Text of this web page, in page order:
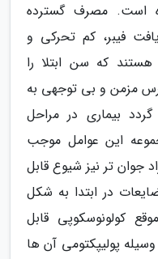
است. مصرف گسترده
فیبر، کم تحرکی و
که سن ابتلا را
مزمن و بی توجهی به
بیماری در مراحل
این عوامل موجب
جوان تر نیز شیوع قابل
در ابتدا به شکل
کولونوسکوپی قابل
پولیپکتومی آن ها